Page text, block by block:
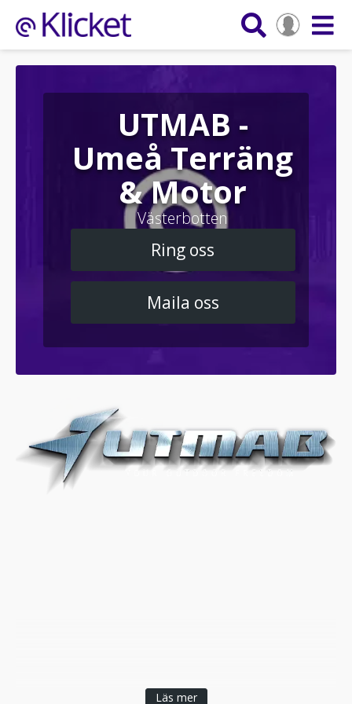
UTMAB -
Umeå Terräng
& Motor
Västerbotten
Ring oss
Maila oss
Läs mer